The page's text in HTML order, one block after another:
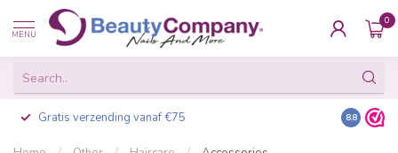
MENU
0
Gratis verzending vanaf €75 Besteld
8.8